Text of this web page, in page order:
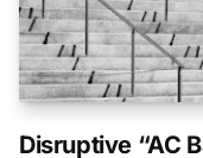
Disruptive “AC